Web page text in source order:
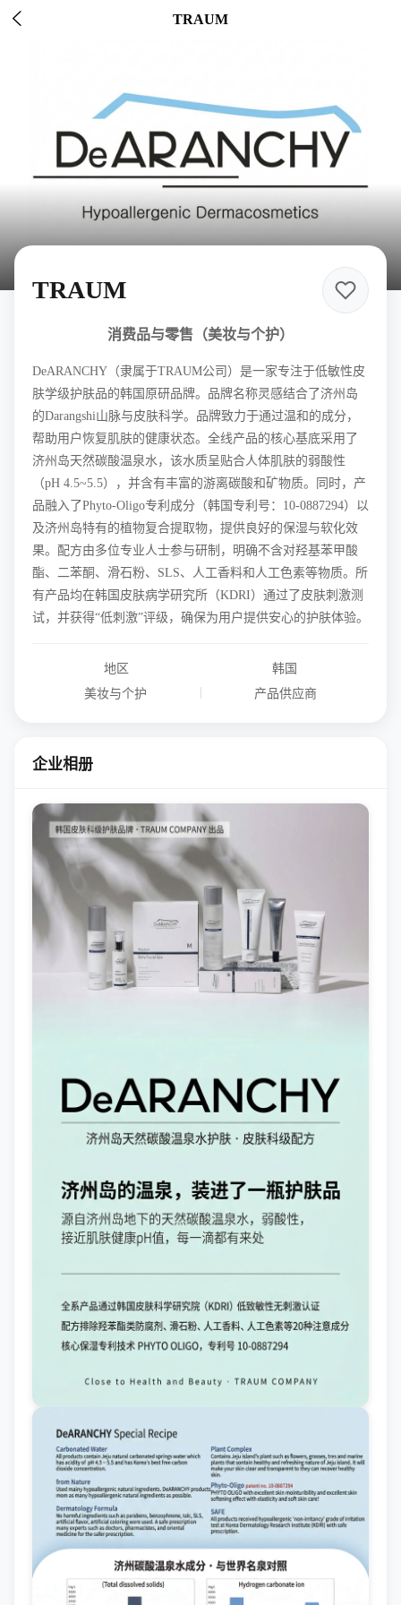
 TRAUM
TRAUM
消费品与零售（美妆与个护）
DeARANCHY（隶属于TRAUM公司）是一家专注于低敏性皮
肤学级护肤品的韩国原研品牌。品牌名称灵感结合了济州岛
的Darangshi山脉与皮肤科学。品牌致力于通过温和的成分，
帮助用户恢复肌肤的健康状态。全线产品的核心基底采用了
济州岛天然碳酸温泉水，该水质呈贴合人体肌肤的弱酸性
（pH 4.5~5.5），并含有丰富的游离碳酸和矿物质。同时，产
品融入了Phyto-Oligo专利成分（韩国专利号：10-0887294）以
及济州岛特有的植物复合提取物，提供良好的保湿与软化效
果。配方由多位专业人士参与研制，明确不含对羟基苯甲酸
酯、二苯酮、滑石粉、SLS、人工香料和人工色素等物质。所
有产品均在韩国皮肤病学研究所（KDRI）通过了皮肤刺激测
试，并获得“低刺激”评级，确保为用户提供安心的护肤体验。
地区
韩国
美妆与个护
产品供应商
企业相册